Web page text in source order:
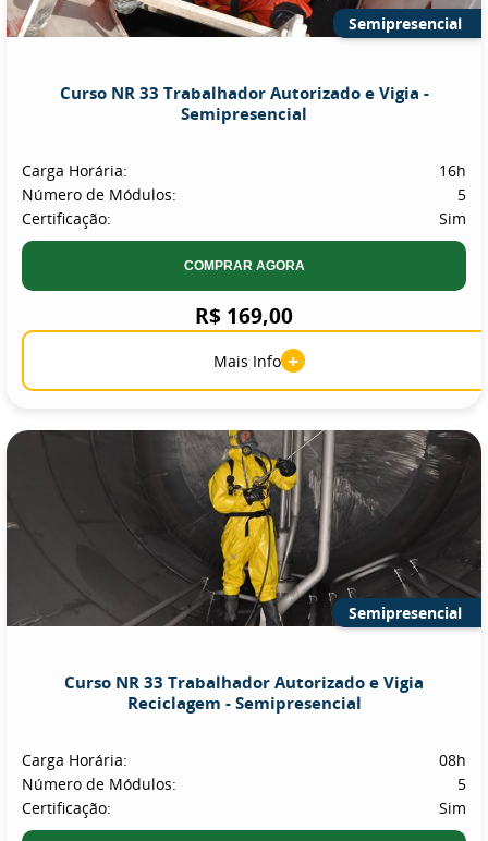
Semipresencial
Curso NR 33 Trabalhador Autorizado e Vigia -
Semipresencial
Carga Horária:
16h
Número de Módulos:
5
Certificação:
Sim
COMPRAR AGORA
R$ 169,00
Mais Info +
Semipresencial
Curso NR 33 Trabalhador Autorizado e Vigia
Reciclagem - Semipresencial
Carga Horária:
08h
Número de Módulos:
5
Certificação:
Sim